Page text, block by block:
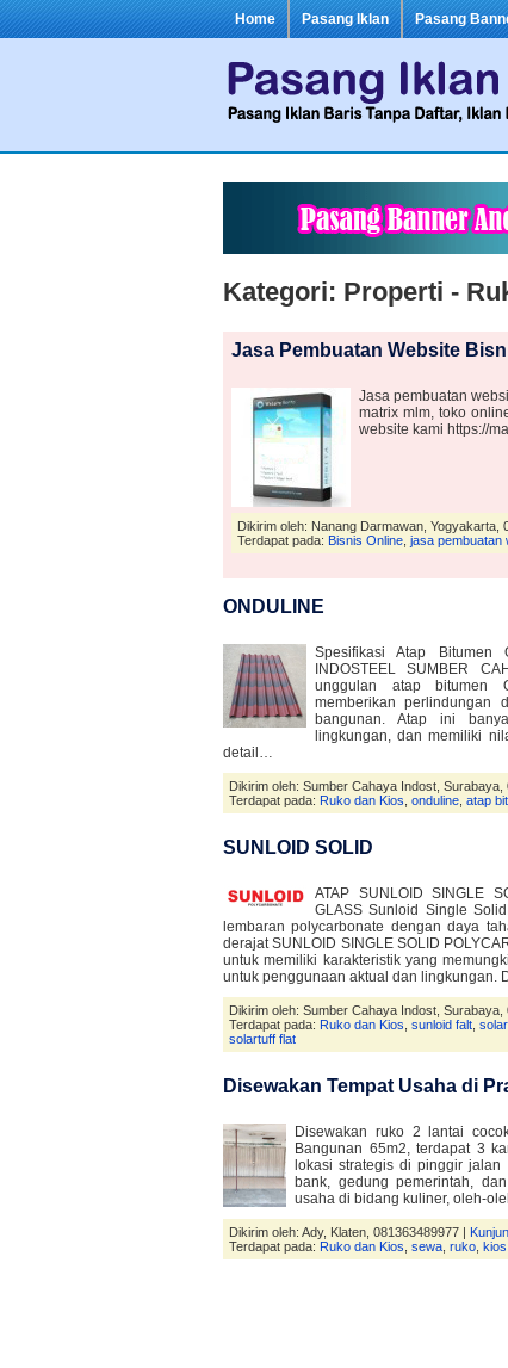
Home Pasang Iklan Pasang
Kategori: Properti -
Jasa Pembuatan Website
Jasa pembuatan
matrix mlm, toko
website kami https://
Dikirim oleh: Nanang Darmawan, Yogyakarta,
Terdapat pada: Bisnis Online jasa pembuatan
ONDULINE
Spesifikasi Atap Bitumen
INDOSTEEL SUMBER
unggulan atap bitumen
memberikan perlindungan
bangunan. Atap ini
lingkungan, dan memiliki
detail…
Dikirim oleh: Sumber Cahaya Indost, Surabaya,
Terdapat pada: Ruko dan Kios onduline atap
SUNLOID SOLID
ATAP SUNLOID SINGLE
GLASS Sunloid Single
lembaran polycarbonate dengan daya
derajat SUNLOID SINGLE SOLID
untuk memiliki karakteristik yang
untuk penggunaan aktual dan lingkungan.
Dikirim oleh: Sumber Cahaya Indost, Surabaya,
Terdapat pada: Ruko dan Kios sunloid falt
solartuff flat
Disewakan Tempat Usaha di
Disewakan ruko 2 lantai
Bangunan 65m2, terdapat 3
lokasi strategis di pinggir
bank, gedung pemerintah,
usaha di bidang kuliner, oleh-
Dikirim oleh: Ady, Klaten, 081363489977 |
Terdapat pada: Ruko dan Kios sewa ruko kios